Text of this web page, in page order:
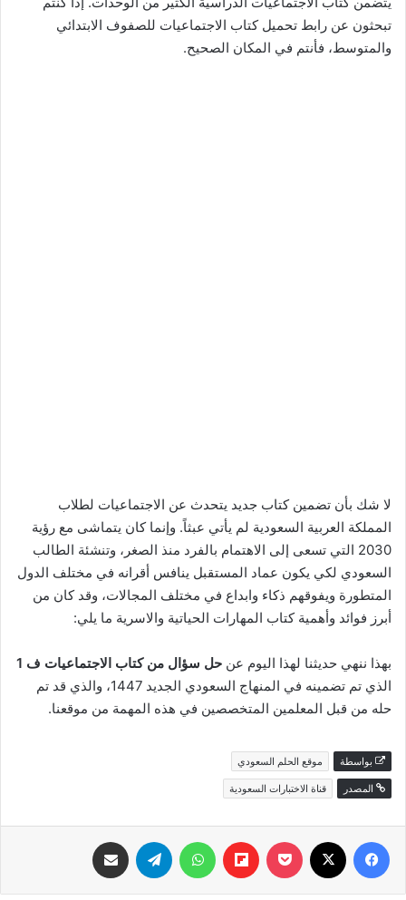
تبحثون عن رابط تحميل كتاب الاجتماعيات للصفوف الابتدائي
والمتوسط، فأنتم في المكان الصحيح.
لا شك بأن تضمين كتاب جديد يتحدث عن الاجتماعيات لطلاب
المملكة العربية السعودية لم يأتي عبثاً. وإنما كان يتماشى مع رؤية
2030 التي تسعى إلى الاهتمام بالفرد منذ الصغر، وتنشئة الطالب
السعودي لكي يكون عماد المستقبل ينافس أقرانه في مختلف الدول
المتطورة ويفوقهم ذكاء وابداع في مختلف المجالات، وقد كان من
أبرز فوائد وأهمية كتاب المهارات الحياتية والاسرية ما يلي:
بهذا ننهي حديثنا لهذا اليوم عن حل سؤال من كتاب الاجتماعيات ف 1
الذي تم تضمينه في المنهاج السعودي الجديد 1447، والذي قد تم
حله من قبل المعلمين المتخصصين في هذه المهمة من موقعنا.
بواسطة موقع الحلم السعودي
المصدر قناة الاختبارات السعودية
فيسبوك ‫Pocket
Flipboard واتساب تيلقرام